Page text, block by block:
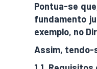
Pontua-se
fundamento
exemplo, no
Assim, tendo-